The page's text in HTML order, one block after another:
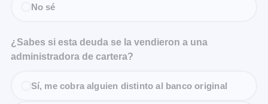
No sé
¿Sabes si esta deuda se la vendieron a una
administradora de cartera?
Sí, me cobra alguien distinto al banco original